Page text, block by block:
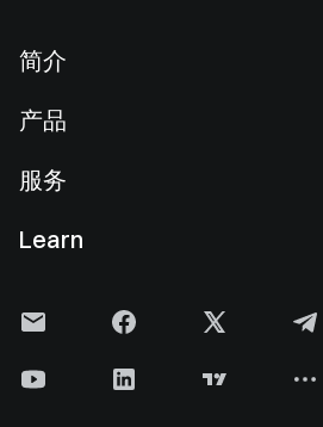
简介
新闻中心
Cookie 政策
产品
现货交易
理财中心
服务
费率标准
Learn
Gate 快讯